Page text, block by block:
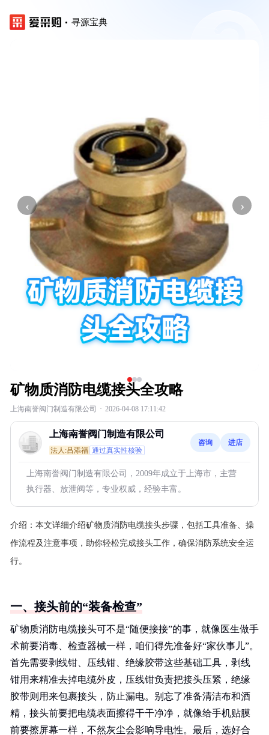
寻源宝典
‹ ›
矿物质消防电缆接头全攻略
上海南誉阀门制造有限公司 · 2026-04-08 17:11:42
上海南誉阀门制造有限公司
法人:吕添福 通过真实性核验
咨询 进店
上海南誉阀门制造有限公司，2009年成立于上海市，主营
执行器、放泄阀等，专业权威，经验丰富。
介绍： 本文详细介绍矿物质消防电缆接头步骤，包括工具准备、操
作流程及注意事项，助你轻松完成接头工作，确保消防系统安全运
行。
一、接头前的“装备检查”
矿物质消防电缆接头可不是“随便接接”的事，就像医生做手
术前要消毒、检查器械一样，咱们得先准备好“家伙事儿”。
首先需要剥线钳、压线钳、绝缘胶带这些基础工具，剥线
钳用来精准去掉电缆外皮，压线钳负责把接头压紧，绝缘
胶带则用来包裹接头，防止漏电。别忘了准备清洁布和酒
精，接头前要把电缆表面擦得干干净净，就像给手机贴膜
前要擦屏幕一样，不然灰尘会影响导电性。最后，选好合